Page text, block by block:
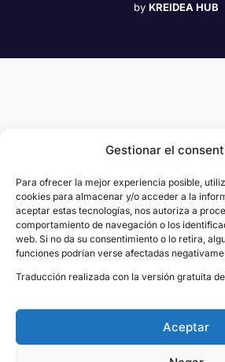
Gestionar el
Para ofrecer la mejor experiencia posible,
cookies para almacenar y/o acceder a la
aceptar estas tecnologías, nos autoriza a
comportamiento de navegación o los
web. Si no da su consentimiento o lo retira,
funciones podrían verse afectadas
Traducción realizada con la versión gratuita
Aceptar
by KREIDEA HUB